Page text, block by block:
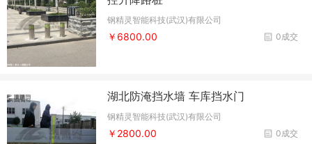
钢精灵智能科技(武汉)有限公司
0成交
￥6800.00
湖北防淹挡水墙 车库挡水门
钢精灵智能科技(武汉)有限公司
0成交
￥2800.00